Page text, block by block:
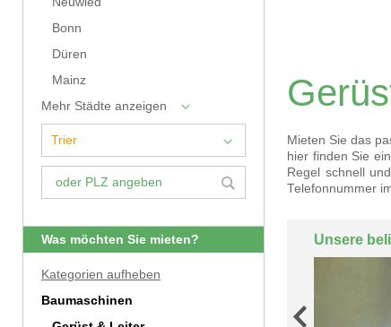
Bonn
Düren
Mainz
Mehr Städte anzeigen
Was möchten Sie mieten?
Kategorien aufheben
Baumaschinen
Mieten Sie das
hier finden Sie
Regel schnell
Telefonnummer
Unsere